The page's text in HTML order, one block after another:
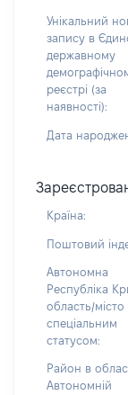
Унікальний
запису в
державному
реєстрі (за
наявності):
Дата
Країна:
Поштовий
Автономна
Республіка
область/місто
спеціальним
статусом:
Район в
Автономній